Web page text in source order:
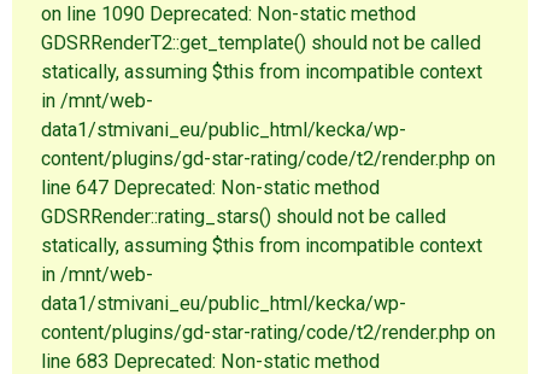
on line 1090 Deprecated: Non-static method
GDSRRenderT2::get_template() should not be called
statically, assuming $this from incompatible context
in /mnt/web-
data1/stmivani_eu/public_html/kecka/wp-
content/plugins/gd-star-rating/code/t2/render.php on
line 647 Deprecated: Non-static method
GDSRRender::rating_stars() should not be called
statically, assuming $this from incompatible context
in /mnt/web-
data1/stmivani_eu/public_html/kecka/wp-
content/plugins/gd-star-rating/code/t2/render.php on
line 683 Deprecated: Non-static method